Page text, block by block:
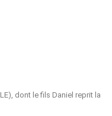
dont le fils Daniel reprit la